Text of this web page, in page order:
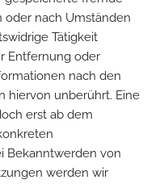
nach Umständen
Tätigkeit
Entfernung oder
nach den
hiervon unberührt. Eine
erst ab dem
Bekanntwerden von
werden wir